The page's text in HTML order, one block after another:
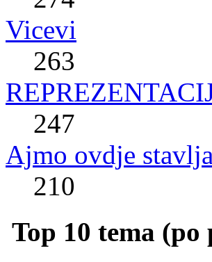
Vicevi
263
247
Ajmo ovdje
210
Top 10 tema (po